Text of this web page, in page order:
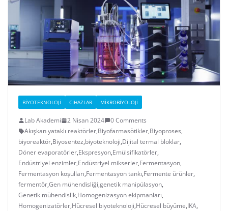
BIYOTEKNOLOJI CIHAZLAR MIKROBIYOLOJI
Lab Akademi 2 Nisan 2024
0 Comments
Akışkan yataklı reaktörler,Biyofarmasötikler,Biyoproses,
biyoreaktör,Biyosentez,biyoteknoloji,Dijital termal bloklar,
Döner evaporatörler,Ekspresyon,Emülsifikatörler,
Endüstriyel enzimler,Endüstriyel mikserler,Fermentasyon,
Fermentasyon koşulları,Fermentasyon tankı,Fermente ürünler,
fermentör,Gen mühendisliği,genetik manipülasyon,
Genetik mühendislik,Homogenizasyon ekipmanları,
Homogenizatörler,Hücresel biyoteknoloji,Hücresel büyüme,IKA,